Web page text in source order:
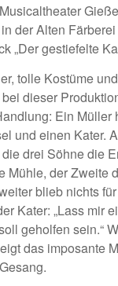
der Alten
„Der gestiefelte
tolle Kostüme
dieser
Ein Müller
und einen Kater.
drei Söhne die
Mühle, der Zweite
blieb nichts
Kater: „Lass mir
geholfen sein.“
das imposante